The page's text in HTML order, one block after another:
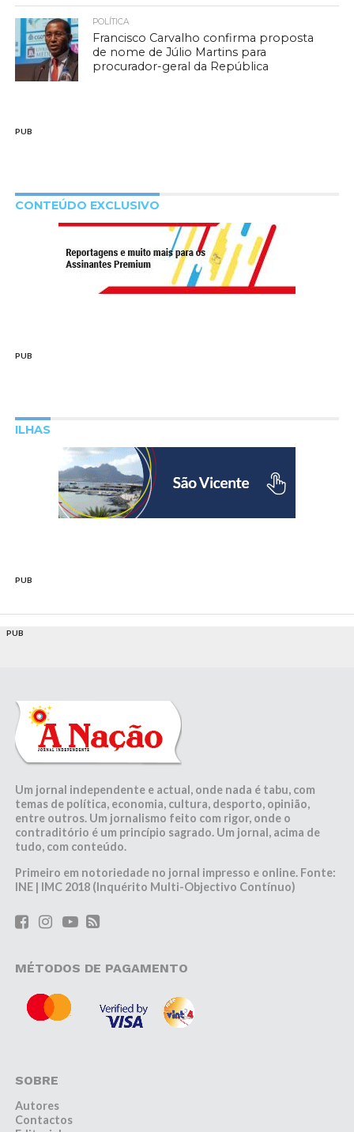
POLÍTICA
Francisco Carvalho confirma proposta
de nome de Júlio Martins para
procurador-geral da República
PUB
CONTEÚDO EXCLUSIVO
PUB
ILHAS
PUB
PUB
Um jornal independente e actual, onde nada é tabu, com
temas de política, economia, cultura, desporto, opinião,
entre outros. Um jornalismo feito com rigor, onde o
contraditório é um princípio sagrado. Um jornal, acima de
tudo, com conteúdo.
Primeiro em notoriedade no jornal impresso e online. Fonte:
INE | IMC 2018 (Inquérito Multi-Objectivo Contínuo)
MÉTODOS DE PAGAMENTO
SOBRE
Autores
Contactos